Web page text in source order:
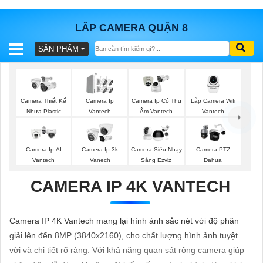
LẮP CAMERA QUẬN 8
BÁO
TRỌN
GÓI
SẢN
TƯ
VẤN
LẮP
SẢN PHẨM
Camera Thiết Kế
Nhựa Plastic
Camera Ip
Vantech
Camera Ip Có Thu
Âm Vantech
Lắp Camera Wifi
Vantech
Camera Ip AI
Vantech
Camera Ip 3k
Vanech
Camera Siêu Nhạy
Sáng Ezviz
Camera PTZ
Dahua
CAMERA IP 4K VANTECH
Camera IP 4K Vantech mang lại hình ảnh sắc nét với độ phân
giải lên đến 8MP (3840x2160), cho chất lượng hình ảnh tuyệt
vời và chi tiết rõ ràng. Với khả năng quan sát rộng camera giúp